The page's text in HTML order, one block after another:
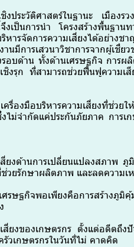
งประวัติศาสตร์ในฐานะ เมือง
จึงเป็นการนำ โครงสร้างพื้นฐา
ารจัดการความเสี่ยงได้อย่างช
มีการเสวนาวิชาการจากผู้เชี่
อบด้าน ทั้งด้านเศรษฐกิจ การผ
งรุก ที่สามารถช่วยฟื้นฟูความเ
องมือบริหารความเสี่ยงที่ช่วยใ
ไม่จำกัดแค่ประกันภัยภาค การเ
งด้านการเปลี่ยนแปลงสภาพ ภู
วยรักษาผลิตภาพ และลดความเ
ษฐกิจพอเพียงคือการสร้างภูมิ
ยงของเกษตรกร ตั้งแต่อดีตถึง
วเกษตรกรในวันที่ไม่ คาดคิด